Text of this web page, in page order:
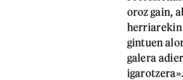
oroz gain,
gintuen
galera
igarotzera».